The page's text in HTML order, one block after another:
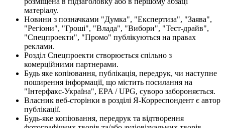
матеріалу.
Новини з позначками "Думка", "Експертиза", "Заява",
"Регіони", "Гроші", "Влада", "Вибори", "Тест-драйв",
"Спецпроекти", "Промо" публікуються на правах
реклами.
Розділ Спецпроекти створюється спільно з
комерційними партнерами.
Будь яке копіювання, публікація, передрук, чи наступне
поширення інформації, що містить посилання на
"Інтерфакс-Україна", EPA / UPG, суворо забороняється.
Власник веб-сторінки в розділі Я-Корреспондент є автор
публікації.
Будь-яке копіювання, передрук та відтворення